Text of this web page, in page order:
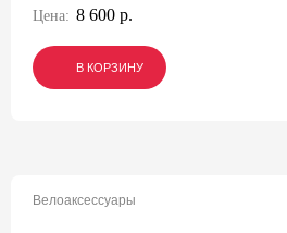
Цена: 8 600 р.
В КОРЗИНУ
В КОРЗИНУ
В КОРЗИНУ
Велоаксессуары